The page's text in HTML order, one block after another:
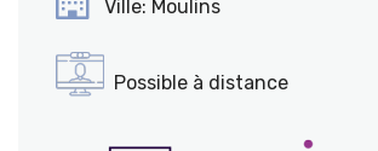
Ville: Moulins
Possible à distance